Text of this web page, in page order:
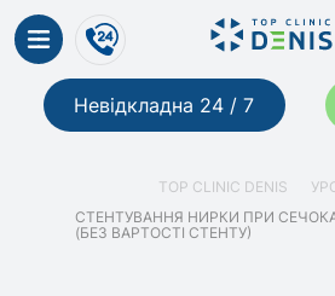
Невідкладна 24 / 7
TOP CLINIC DENIS
СТЕНТУВАННЯ НИРКИ ПРИ
(БЕЗ ВАРТОСТІ СТЕНТУ)